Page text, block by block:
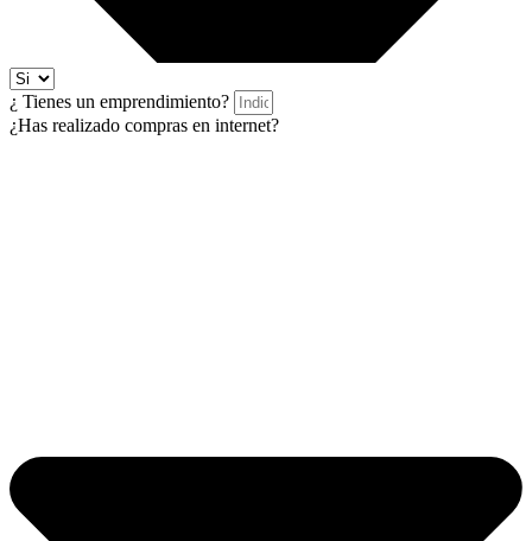
¿ Tienes un emprendimiento?
¿Has realizado compras en internet?